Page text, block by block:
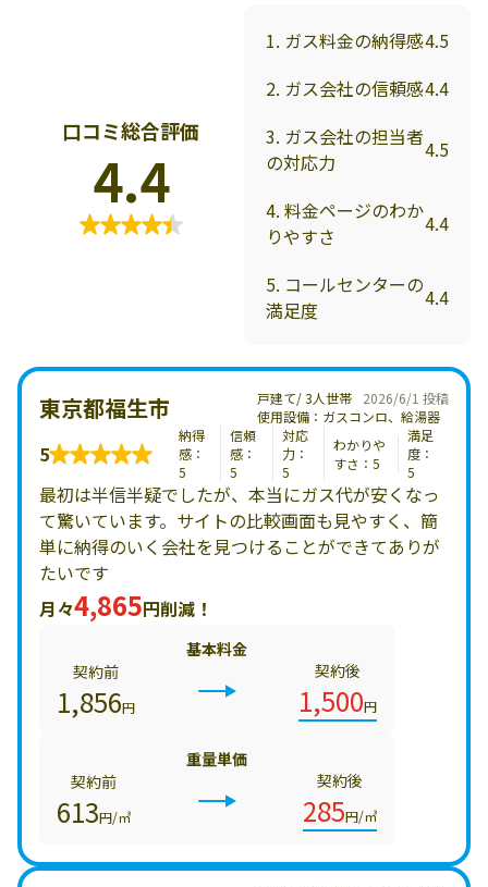
20m3
する
口コミ総合評価
4.4
1. ガス料金の納得感4.5
2. ガス会社の信頼感4.4
3. ガス会社の担当者
の対応力
4.5
4. 料金ページのわか
りやすさ
4.4
5. コールセンターの
満足度
4.4
2026/6/1 投稿
東京都福生市
戸建て/ 3人世帯
使用設備：ガスコンロ、給湯器
5
納得
感：
5
信頼
感：
5
対応
力：
5
わかりや
すさ：5
満足
度：
5
最初は半信半疑でしたが、本当にガス代が安くなっ
て驚いています。サイトの比較画面も見やすく、簡
単に納得のいく会社を見つけることができてありが
たいです
月々4,865円削減！
基本料金
契約前
1,856円
契約後
1,500円
重量単価
契約前
613円/㎥
契約後
285円/㎥